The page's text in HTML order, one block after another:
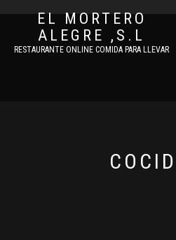
EL MORTERO
ALEGRE ,S.L
RESTAURANTE ONLINE COMIDA PARA LLEVAR